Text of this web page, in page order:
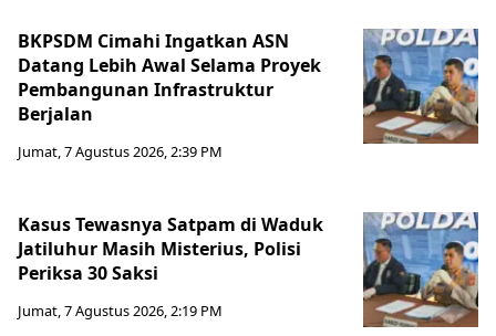
BKPSDM Cimahi Ingatkan ASN
Datang Lebih Awal Selama Proyek
Pembangunan Infrastruktur
Berjalan
Jumat, 7 Agustus 2026, 2:39 PM
Kasus Tewasnya Satpam di Waduk
Jatiluhur Masih Misterius, Polisi
Periksa 30 Saksi
Jumat, 7 Agustus 2026, 2:19 PM